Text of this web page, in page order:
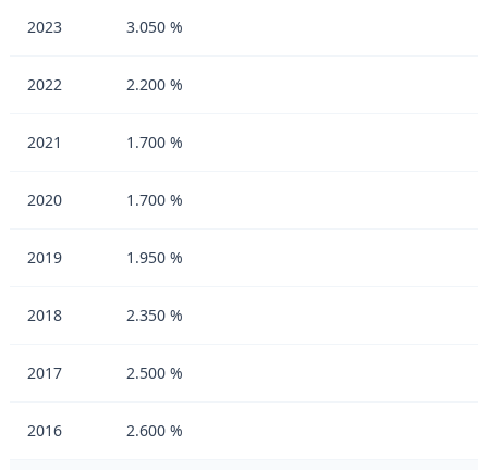
2023 3.050 %
2022 2.200 %
2021 1.700 %
2020 1.700 %
2019 1.950 %
2018 2.350 %
2017 2.500 %
2016 2.600 %